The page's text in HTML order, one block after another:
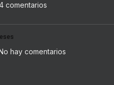
comentarios
hay comentarios